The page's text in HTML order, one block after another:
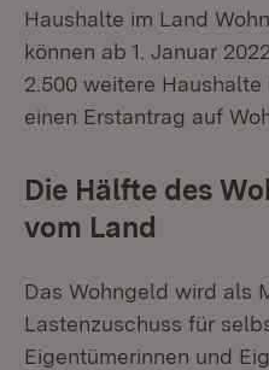
Haushalte im Land
können ab 1. Januar
2.500 weitere
einen Erstantrag auf
Die Hälfte des
vom Land
Das Wohngeld wird als
Lastenzuschuss für
Eigentümerinnen und